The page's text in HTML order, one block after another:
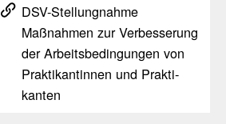
DSV-Stel­lung­nahme
Maßnahmen zur Verbes­se­rung
der Arbeits­be­din­gungen von
Prak­ti­kan­tinnen und Prak­ti­
kanten